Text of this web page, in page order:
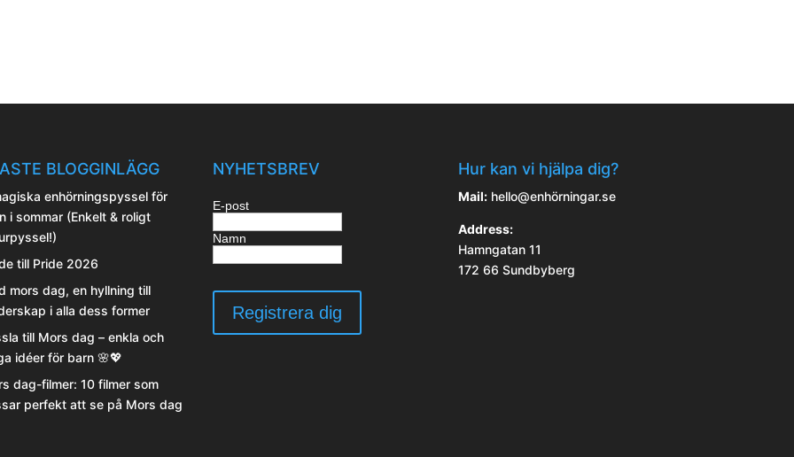
BLOGGINLÄGG
enhörningspyssel för
i sommar (Enkelt & roligt
till Pride 2026
mors dag, en hyllning till
i alla dess former
till Mors dag – enkla och
idéer för barn 🌸💖
dag-filmer: 10 filmer som
perfekt att se på Mors dag
NYHETSBREV
E-post
Namn
Hur kan vi hjälpa dig?
Mail:hello@enhörningar.se
Address:
Hamngatan 11
172 66 Sundbyberg